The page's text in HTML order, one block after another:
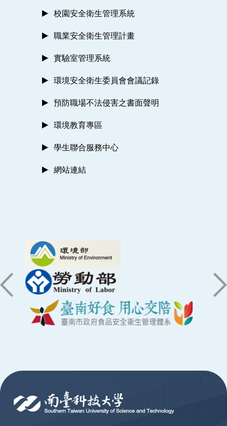
校園安全衛生管理系統
職業安全衛生管理計畫
實驗室管理系統
環境安全衛生委員會會議記錄
預防職場不法侵害之書面聲明
環境教育專區
學生聯合服務中心
網站連結